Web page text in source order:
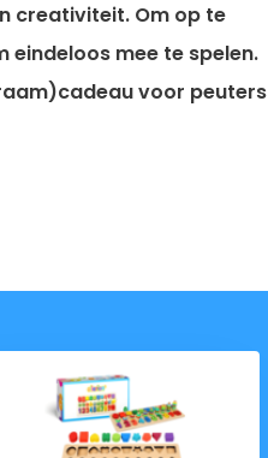
creativiteit. Om op te
eindeloos mee te spelen.
voor peuters
onderdelen; 7 halve
De onderdelen zijn
combineren, of juist